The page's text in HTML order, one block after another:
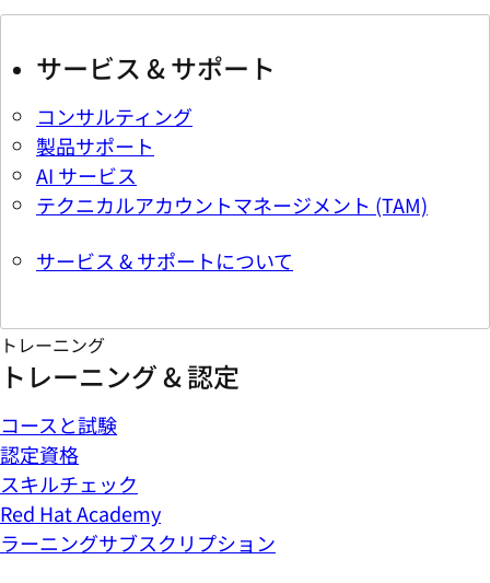
サービス & サポート
コンサルティング
製品サポート
AI サービス
テクニカルアカウントマネージメント (TAM)
サービス & サポートについて
トレーニング
トレーニング & 認定
コースと試験
認定資格
スキルチェック
Red Hat Academy
ラーニングサブスクリプション